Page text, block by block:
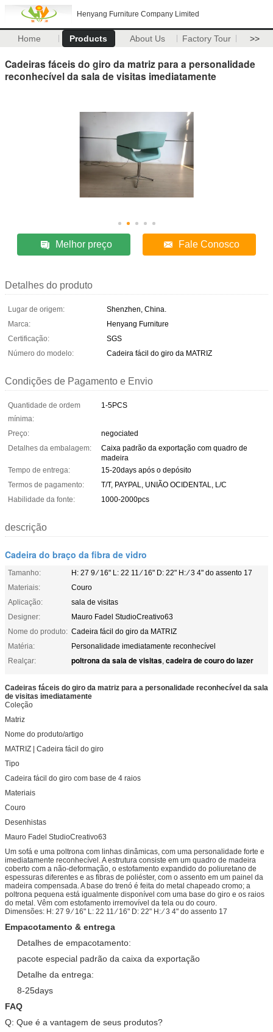
Henyang Furniture Company Limited
Home Products About Us Factory Tour >>
Cadeiras fáceis do giro da matriz para a personalidade
reconhecível da sala de visitas imediatamente
Melhor preço Fale Conosco
Detalhes do produto
Lugar de origem:
Shenzhen, China.
Marca:
Henyang Furniture
Certificação:
SGS
Número do modelo:
Cadeira fácil do giro da MATRIZ
Condições de Pagamento e Envio
Quantidade de ordem
mínima:
1-5PCS
Preço:
negociated
Detalhes da embalagem:
Caixa padrão da exportação com quadro de
madeira
Tempo de entrega:
15-20days após o depósito
Termos de pagamento:
T/T, PAYPAL, UNIÃO OCIDENTAL, L/C
Habilidade da fonte:
1000-2000pcs
descrição
Cadeira do braço da fibra de vidro
Tamanho:
H: 27 9 ⁄ 16" L: 22 11 ⁄ 16" D: 22" H: ⁄ 3 4" do assento 17
Materiais:
Couro
Aplicação:
sala de visitas
Designer:
Mauro Fadel StudioCreativo63
Nome do produto: Cadeira fácil do giro da MATRIZ
Matéria:
Personalidade imediatamente reconhecível
Realçar:
poltrona da sala de visitas, cadeira de couro do lazer
Cadeiras fáceis do giro da matriz para a personalidade reconhecível da sala
de visitas imediatamente
Coleção
Matriz
Nome do produto/artigo
MATRIZ | Cadeira fácil do giro
Tipo
Cadeira fácil do giro com base de 4 raios
Materiais
Couro
Desenhistas
Mauro Fadel StudioCreativo63
Um sofá e uma poltrona com linhas dinâmicas, com uma personalidade forte e
imediatamente reconhecível. A estrutura consiste em um quadro de madeira
coberto com a não-deformação, o estofamento expandido do poliuretano de
espessuras diferentes e as fibras de poliéster, com o assento em um painel da
madeira compensada. A base do trenó é feita do metal chapeado cromo; a
poltrona pequena está igualmente disponível com uma base do giro e os raios
do metal. Vêm com estofamento irremovível da tela ou do couro.
Dimensões: H: 27 9 ⁄ 16" L: 22 11 ⁄ 16" D: 22" H: ⁄ 3 4" do assento 17
Empacotamento & entrega
Detalhes de empacotamento:
pacote especial padrão da caixa da exportação
Detalhe da entrega:
8-25days
FAQ
Q: Que é a vantagem de seus produtos?